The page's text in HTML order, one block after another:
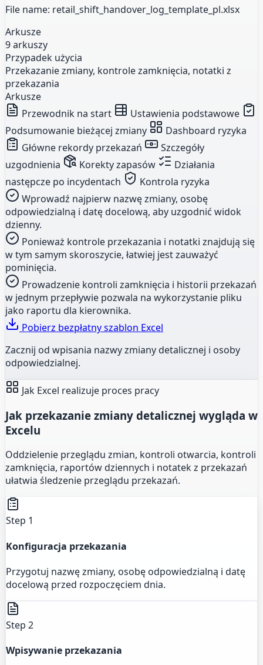
File name: retail_shift_handover_log_template_pl.xlsx
Arkusze
9 arkuszy
Przypadek użycia
Przekazanie zmiany, kontrole zamknięcia, notatki z
przekazania
Arkusze
Przewodnik na start
Ustawienia podstawowe
Podsumowanie bieżącej zmiany
Dashboard ryzyka
Główne rekordy przekazań
Szczegóły
uzgodnienia
Korekty zapasów
Działania
następcze po incydentach
Kontrola ryzyka
Wprowadź najpierw nazwę zmiany, osobę
odpowiedzialną i datę docelową, aby uzgodnić widok
dzienny.
Ponieważ kontrole przekazania i notatki znajdują się
w tym samym skoroszycie, łatwiej jest zauważyć
pominięcia.
Prowadzenie kontroli zamknięcia i historii przekazań
w jednym przepływie pozwala na wykorzystanie pliku
jako raportu dla kierownika.
Pobierz bezpłatny szablon Excel
Zacznij od wpisania nazwy zmiany detalicznej i osoby
odpowiedzialnej.
Jak Excel realizuje proces pracy
Jak przekazanie zmiany detalicznej wygląda w
Excelu
Oddzielenie przeglądu zmian, kontroli otwarcia, kontroli
zamknięcia, raportów dziennych i notatek z przekazań
ułatwia śledzenie przeglądu przekazań.
Step 1
Konfiguracja przekazania
Przygotuj nazwę zmiany, osobę odpowiedzialną i datę
docelową przed rozpoczęciem dnia.
Step 2
Wpisywanie przekazania